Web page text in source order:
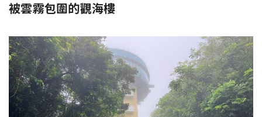
被雲霧包圍的觀海樓